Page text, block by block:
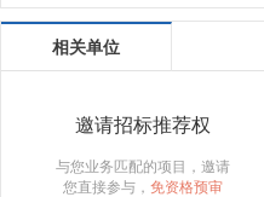
相关单位
邀请招标推荐权
与您业务匹配的项目，邀请
您直接参与， 免资格预审